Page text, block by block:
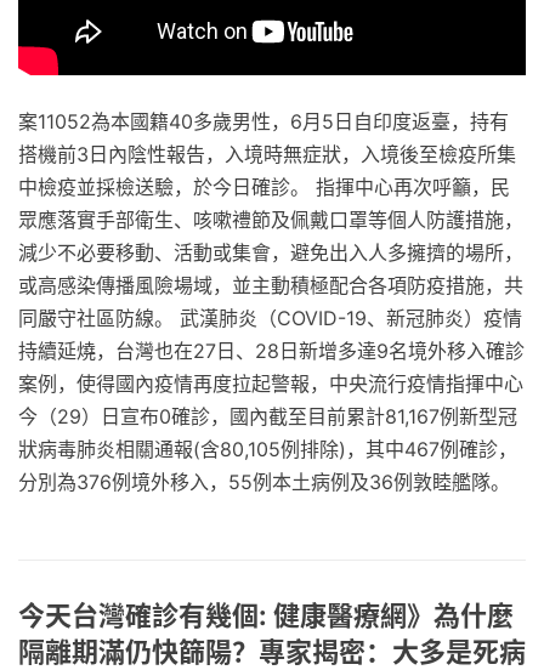
案11052為本國籍40多歲男性，6月5日自印度返臺，持有
搭機前3日內陰性報告，入境時無症狀，入境後至檢疫所集
中檢疫並採檢送驗，於今日確診。 指揮中心再次呼籲，民
眾應落實手部衛生、咳嗽禮節及佩戴口罩等個人防護措施，
減少不必要移動、活動或集會，避免出入人多擁擠的場所，
或高感染傳播風險場域，並主動積極配合各項防疫措施，共
同嚴守社區防線。 武漢肺炎（COVID-19、新冠肺炎）疫情
持續延燒，台灣也在27日、28日新增多達9名境外移入確診
案例，使得國內疫情再度拉起警報，中央流行疫情指揮中心
今（29）日宣布0確診，國內截至目前累計81,167例新型冠
狀病毒肺炎相關通報(含80,105例排除)，其中467例確診，
分別為376例境外移入，55例本土病例及36例敦睦艦隊。
今天台灣確診有幾個: 健康醫療網》為什麼
隔離期滿仍快篩陽？專家揭密：大多是死病